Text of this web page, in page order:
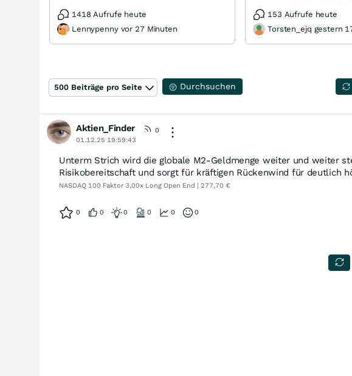
1418 Aufrufe heute
Lennypenny vor 27 Minuten
153 Aufrufe heute
Torsten_ejq gestern
500 Beiträge pro Seite Durchsuchen
Aktien_Finder
0
01.12.25 19:59:43
Unterm Strich wird die globale M2-Geldmenge weiter und weiter
Risikobereitschaft und sorgt für kräftigen Rückenwind für deutlich
NASDAQ 100 Faktor 3,00x Long Open End | 277,70 €
0 0 0 0 0 0